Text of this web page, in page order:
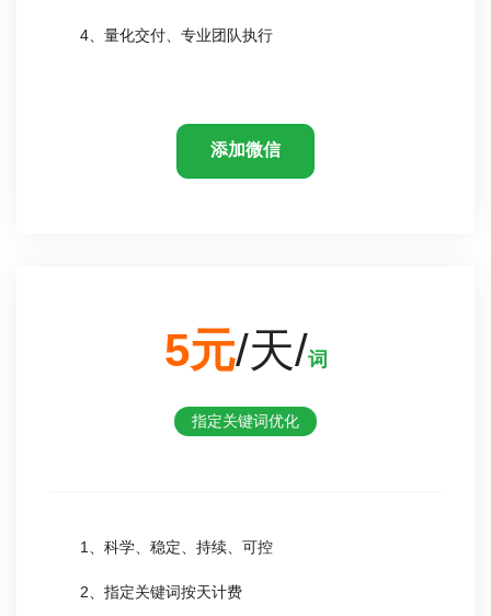
4、量化交付、专业团队执行
添加微信
5元/天/词
指定关键词优化
1、科学、稳定、持续、可控
2、指定关键词按天计费